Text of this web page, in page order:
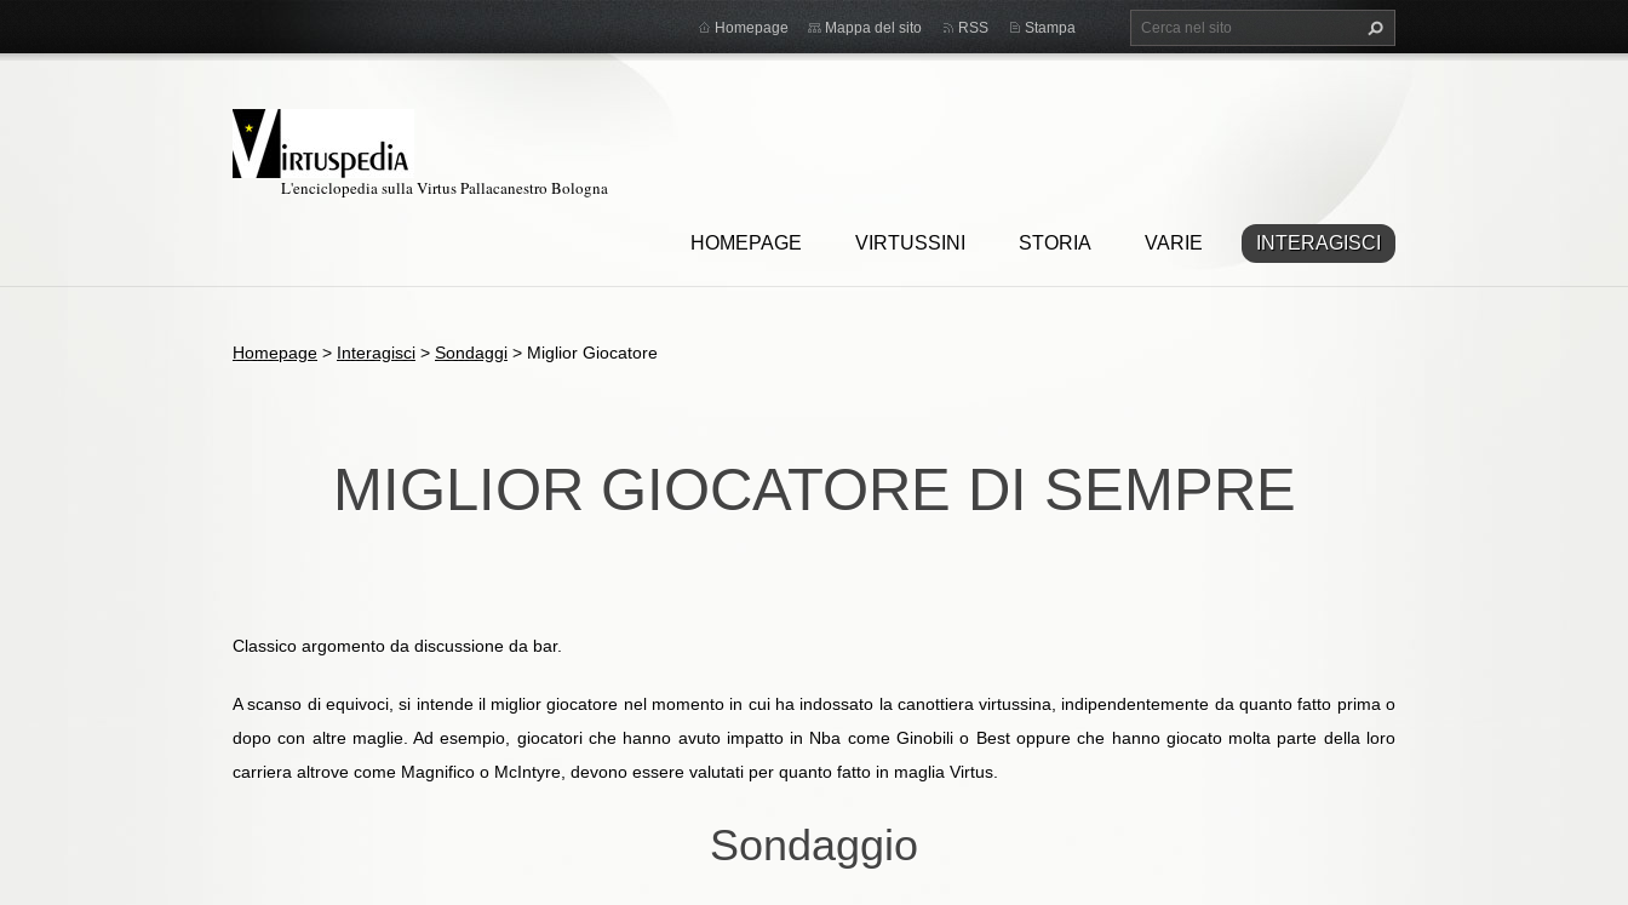
L'enciclopedia sulla Virtus Pallacanestro Bologna
HOMEPAGE VIRTUSSINI STORIA VARIE INTERAGISCI
Homepage Mappa del sito RSS Stampa
Homepage > Interagisci > Sondaggi > Miglior Giocatore
MIGLIOR GIOCATORE DI SEMPRE
Classico argomento da discussione da bar.
A scanso di equivoci, si intende il miglior giocatore nel momento in cui ha indossato la canottiera virtussina, indipendentemente da quanto fatto prima o
dopo con altre maglie. Ad esempio, giocatori che hanno avuto impatto in Nba come Ginobili o Best oppure che hanno giocato molta parte della loro
carriera altrove come Magnifico o McIntyre, devono essere valutati per quanto fatto in maglia Virtus.
Sondaggio